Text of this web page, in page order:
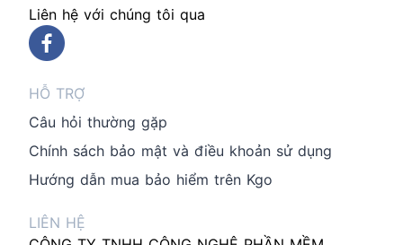
Liên hệ với chúng tôi qua
HỖ TRỢ
Câu hỏi thường gặp
Chính sách bảo mật và điều khoản sử dụng
Hướng dẫn mua bảo hiểm trên Kgo
LIÊN HỆ